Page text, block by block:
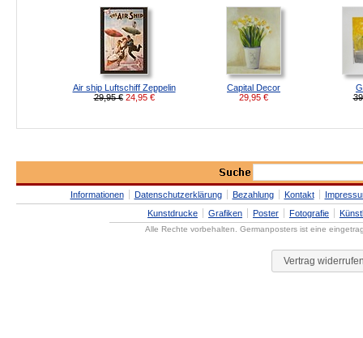
Air ship Luftschiff Zeppelin
29,95 € 24,95 €
Capital Decor
29,95 €
Informationen Datenschutzerklärung Bezahlung Kontakt
Kunstdrucke
Grafiken Poster Fotografie
Alle Rechte vorbehalten. Germanposters ist eine
Vertrag